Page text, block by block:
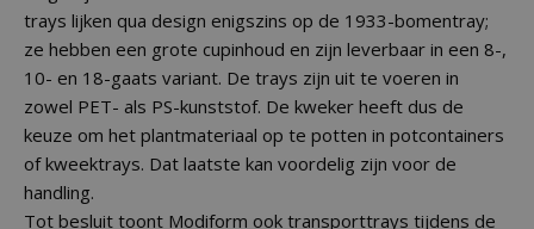
trays lijken qua design enigszins op de 1933-bomentray;
ze hebben een grote cupinhoud en zijn leverbaar in een 8-,
10- en 18-gaats variant. De trays zijn uit te voeren in
zowel PET- als PS-kunststof. De kweker heeft dus de
keuze om het plantmateriaal op te potten in potcontainers
of kweektrays. Dat laatste kan voordelig zijn voor de
handling.
Tot besluit toont Modiform ook transporttrays tijdens de